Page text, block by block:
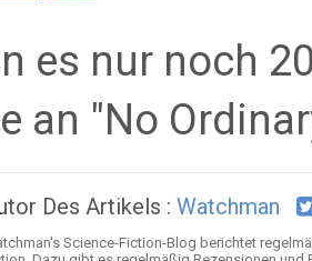
es nur noch
an "No
Des Artikels : Watchman
Science-Fiction-Blog berichtet